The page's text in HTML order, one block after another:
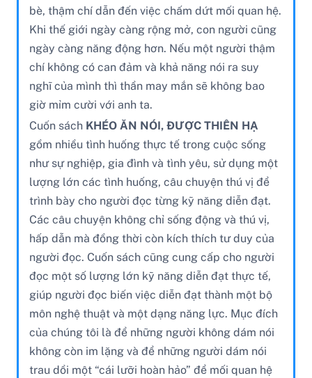
bè, thậm chí dẫn đến việc chấm dứt mối quan hệ.
Khi thế giới ngày càng rộng mở, con người cũng
ngày càng năng động hơn. Nếu một người thậm
chí không có can đảm và khả năng nói ra suy
nghĩ của mình thì thần may mắn sẽ không bao
giờ mỉm cười với anh ta.
Cuốn sách KHÉO ĂN NÓI, ĐƯỢC THIÊN HẠ
gồm nhiều tình huống thực tế trong cuộc sống
như sự nghiệp, gia đình và tình yêu, sử dụng một
lượng lớn các tình huống, câu chuyện thú vị để
trình bày cho người đọc từng kỹ năng diễn đạt.
Các câu chuyện không chỉ sống động và thú vị,
hấp dẫn mà đồng thời còn kích thích tư duy của
người đọc. Cuốn sách cũng cung cấp cho người
đọc một số lượng lớn kỹ năng diễn đạt thực tế,
giúp người đọc biến việc diễn đạt thành một bộ
môn nghệ thuật và một dạng năng lực. Mục đích
của chúng tôi là để những người không dám nói
không còn im lặng và để những người dám nói
trau dồi một “cái lưỡi hoàn hảo” để mối quan hệ